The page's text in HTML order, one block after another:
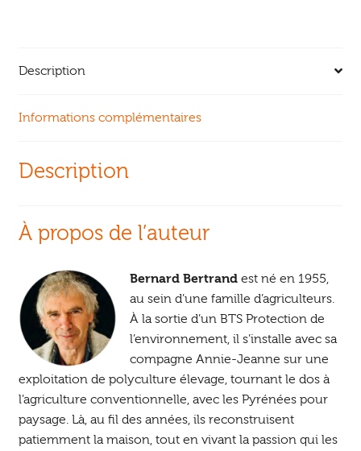
Description
Informations complémentaires
Description
À propos de l’auteur
Bernard Bertrandest né en 1955,
au sein d’une famille d’agriculteurs.
À la sortie d’un BTS Protection de
l’environnement, il s’installe avec sa
compagne Annie-Jeanne sur une
exploitation de polyculture élevage, tournant le dos à
l’agriculture conventionnelle, avec les Pyrénées pour
paysage. Là, au fil des années, ils reconstruisent
patiemment la maison, tout en vivant la passion qui les